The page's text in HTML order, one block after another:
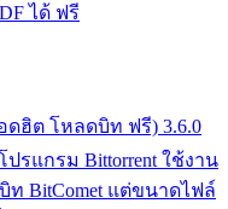
ได้ ฟรี
ดฮิต โหลดบิท ฟรี) 3.6.0
รแกรม Bittorrent ใช้งาน
BitComet แต่ขนาดไฟล์